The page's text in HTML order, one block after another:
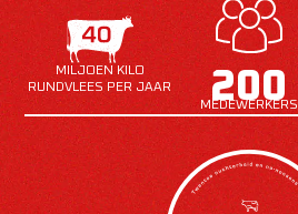
MILJOEN KILO
RUNDVLEES PER JAAR
200
MEDEWERKERS